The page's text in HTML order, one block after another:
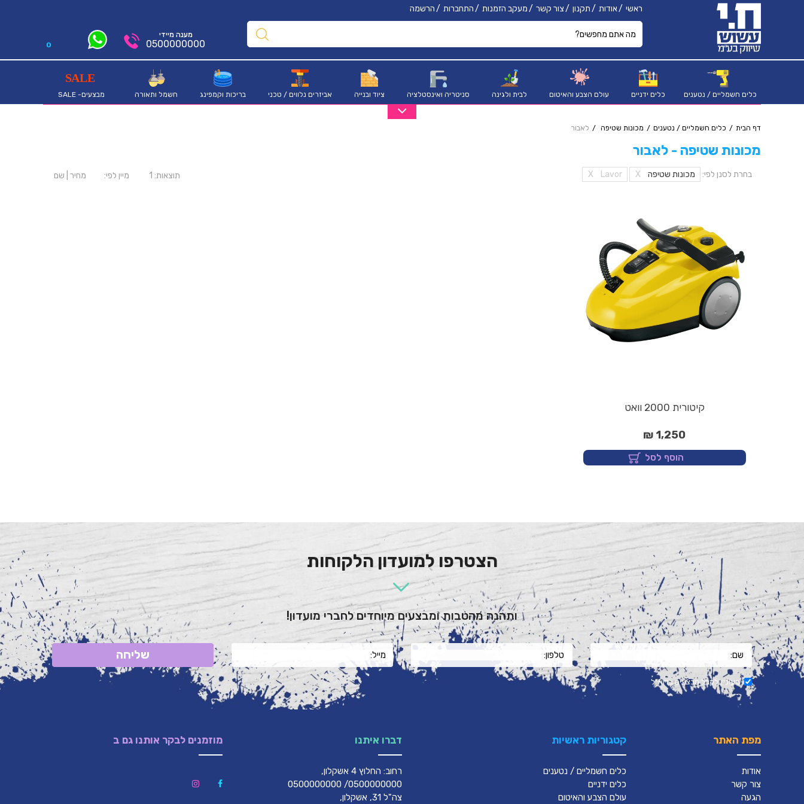
0
ראשי אודות תקנון צור קשר מעקב הזמנות התחברות הרשמה
כלים חשמליים / נטענים כלים ידניים עולם הצבע והאיטום לבית ולגינה סניטריה ואינסטלציה ציוד ובנייה אביזרים נלווים / טכני בריכות וקמפינג חשמל ותאורה מבצעים- SALE
מענה מיידי
0500000000
דף הבית כלים חשמליים / נטענים מכונות שטיפה לאבור
מכונות שטיפה - לאבור
בחרת לסנן לפי: X מכונות שטיפה X Lavor תוצאות: 1 מיין לפי: מחיר שם
קיטורית 2000 וואט
1,250 ₪
הוסף לסל
הצטרפו למועדון הלקוחות
ותהנה מהטבות ומבצעים מיוחדים לחברי מועדון!
שליחה
מעוניין לקבל מבצעים בדוא"ל
מפת האתר
אודות
צור קשר
הגעה
קטגוריות ראשיות
כלים חשמליים / נטענים
כלים ידניים
עולם הצבע והאיטום
דברו איתנו
רחוב: החלוץ 4 אשקלון,
0500000000/ 0500000000
צה"ל 31, אשקלון,
מוזמנים לבקר אותנו גם ב